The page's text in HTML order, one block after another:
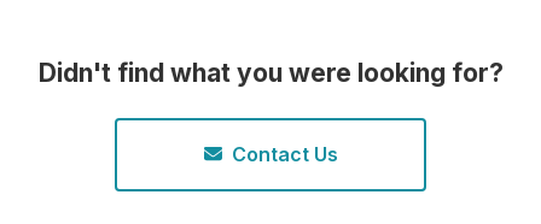
Didn't find what you were looking for?
Contact Us